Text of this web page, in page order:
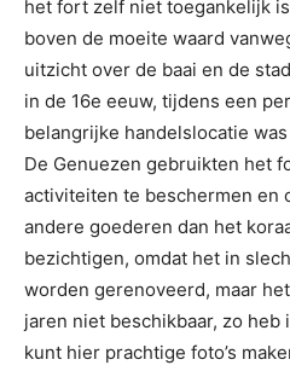
het fort zelf niet toegankelijk
boven de moeite waard
uitzicht over de baai en de
in de 16e eeuw, tijdens een
belangrijke handelslocatie
De Genuezen gebruikten het
activiteiten te beschermen en
andere goederen dan het
bezichtigen, omdat het in
worden gerenoveerd, maar
jaren niet beschikbaar, zo
kunt hier prachtige foto’s